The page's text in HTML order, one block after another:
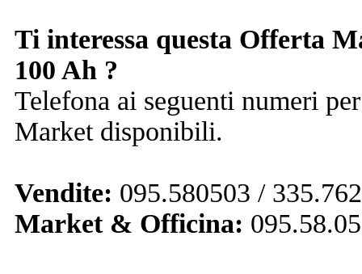
Ti interessa questa Offerta
100 Ah ?
Telefona ai seguenti numeri
Market disponibili.
Vendite: 095.580503 /
Market & Officina: